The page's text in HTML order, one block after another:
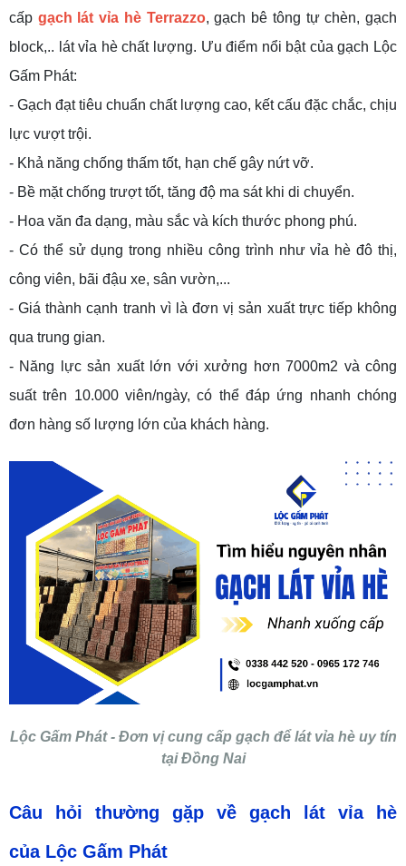
cấp gạch lát vỉa hè Terrazzo, gạch bê tông tự chèn, gạch
block,.. lát vỉa hè chất lượng. Ưu điểm nổi bật của gạch Lộc
Gấm Phát:
- Gạch đạt tiêu chuẩn chất lượng cao, kết cấu đặc chắc, chịu
lực vượt trội.
- Khả năng chống thấm tốt, hạn chế gây nứt vỡ.
- Bề mặt chống trượt tốt, tăng độ ma sát khi di chuyển.
- Hoa văn đa dạng, màu sắc và kích thước phong phú.
- Có thể sử dụng trong nhiều công trình như vỉa hè đô thị,
công viên, bãi đậu xe, sân vườn,...
- Giá thành cạnh tranh vì là đơn vị sản xuất trực tiếp không
qua trung gian.
- Năng lực sản xuất lớn với xưởng hơn 7000m2 và công
suất trên 10.000 viên/ngày, có thể đáp ứng nhanh chóng
đơn hàng số lượng lớn của khách hàng.
Lộc Gấm Phát - Đơn vị cung cấp gạch để lát vỉa hè uy tín
tại Đồng Nai
Câu hỏi thường gặp về gạch lát vỉa hè
của Lộc Gấm Phát